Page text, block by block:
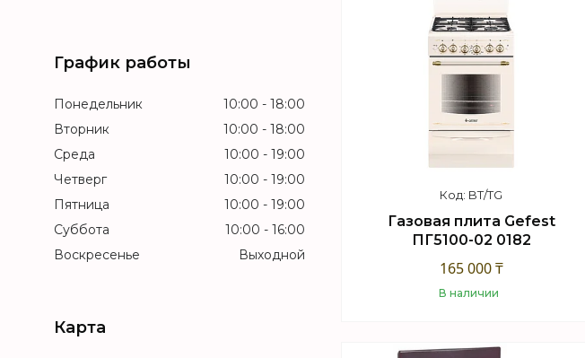
BT/TG
Газовая плита Gefest
ПГ5100-02 0182
165 000 ₸
В наличии
Купить
График работы
Понедельник 10:00
18:00
Вторник
10:00
18:00
Среда
10:00
19:00
Четверг
10:00
19:00
Пятница
10:00
19:00
Суббота
10:00
16:00
Воскресенье
Выходной
Карта